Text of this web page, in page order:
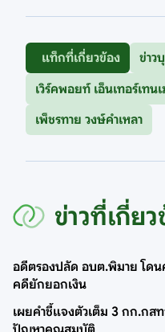
แท็กที่เกี่ยวข้อง
ข่าว
เวิร์คพอยท์ เอ็นเทอร์เทน
เพ็ชรทาย วงษ์คำเหลา
ข่าวที่เกี่ย
อดีตรองปลัด อบต.พิมาย โด
คดียักยอกเงิน
เผยคำชี้แจงตัวเต็ม 3 กก.กส